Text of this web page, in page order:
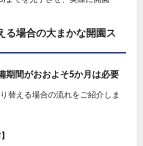
る場合の大まかな開園ス
期間がおおよそ5か月は必要
替える場合の流れをご紹介しま